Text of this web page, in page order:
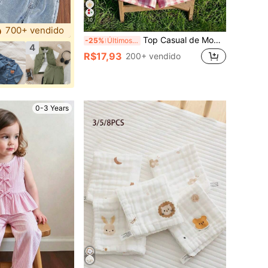
700+ vendido
4
10
-25% Últimos 3 dias Top Casual de Moda Infantil para Menina com Estampa de Desenho Animado, Manga Borboleta Fofa e Gola Redonda, Adequada para Primavera e Verão
R$17,93 200+ vendido
0-3 Years